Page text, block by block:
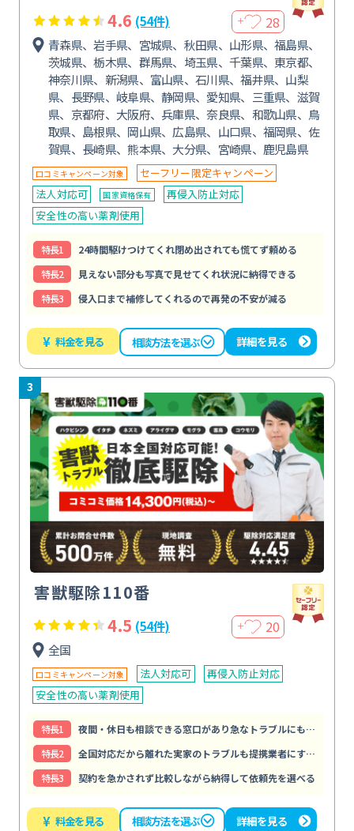
4.6 (54件) ＋ 28
青森県、岩手県、宮城県、秋田県、山形県、福島県、
茨城県、栃木県、群馬県、埼玉県、千葉県、東京都、
神奈川県、新潟県、富山県、石川県、福井県、山梨
県、長野県、岐阜県、静岡県、愛知県、三重県、滋賀
県、京都府、大阪府、兵庫県、奈良県、和歌山県、鳥
取県、島根県、岡山県、広島県、山口県、福岡県、佐
賀県、長崎県、熊本県、大分県、宮崎県、鹿児島県
口コミキャンペーン対象
セーフリー限定キャンペーン
法人対応可
国家資格保有
再侵入防止対応
安全性の高い薬剤使用
特⻑1
24時間駆けつけてくれ閉め出されても慌てず頼める
特⻑2
見えない部分も写真で見せてくれ状況に納得できる
特⻑3
侵入口まで補修してくれるので再発の不安が減る
¥ 料金を見る 相談方法を選ぶ 詳細を見る
3
害獣駆除110番
4.5 (54件) ＋ 20
全国
口コミキャンペーン対象 法人対応可
再侵入防止対応
安全性の高い薬剤使用
特⻑1
夜間・休日も相談できる窓口があり急なトラブルにもすぐ動ける
特⻑2
全国対応だから離れた実家のトラブルも提携業者にすぐ頼める
特⻑3
契約を急かされず比較しながら納得して依頼先を選べる
¥ 料金を見る 相談方法を選ぶ 詳細を見る